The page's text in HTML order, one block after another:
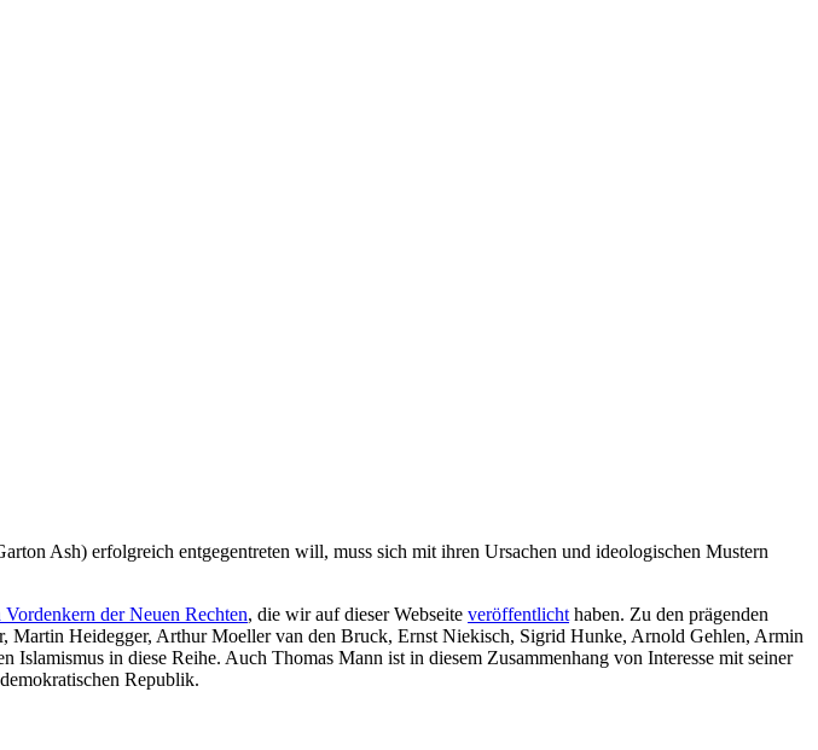
Ash) erfolg­reich ent­ge­gen­tre­ten will, muss sich mit ihren Ursa­chen und ideo­lo­gi­schen Mustern
Vor­den­kern der Neuen Rechten, die wir auf dieser Web­seite ver­öf­fent­licht haben. Zu den prä­gen­den
Martin Heid­eg­ger, Arthur Moeller van den Bruck, Ernst Nie­kisch, Sigrid Hunke, Arnold Gehlen, Armin
in diese Reihe. Auch Thomas Mann ist in diesem Zusam­men­hang von Inter­esse mit seiner
Republik.